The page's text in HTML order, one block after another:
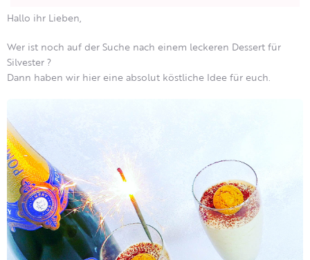
Hallo ihr Lieben,
Wer ist noch auf der Suche nach einem leckeren Dessert für
Silvester ?
Dann haben wir hier eine absolut köstliche Idee für euch.